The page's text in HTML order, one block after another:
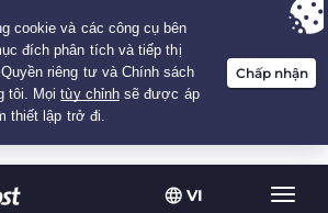
VI
Dealfor 2.1666666666667-years at $
/month